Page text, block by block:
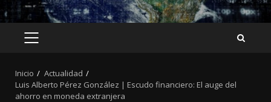
MENÚ
Inicio
Actualidad
Luis Alberto Pérez González | Escudo financiero: El auge del
ahorro en moneda extranjera